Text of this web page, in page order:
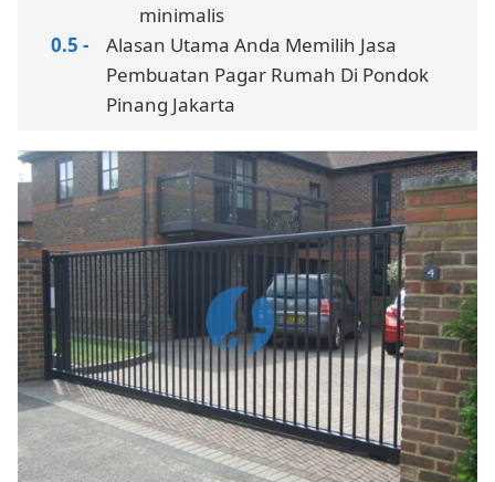
minimalis
Alasan Utama Anda Memilih Jasa
Pembuatan Pagar Rumah Di Pondok
Pinang Jakarta